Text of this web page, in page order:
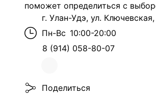
поможет определиться с
г. Улан-Удэ, ул.
Пн-Вс 10:00-20:00
8 (914) 058-80-07
Поделиться